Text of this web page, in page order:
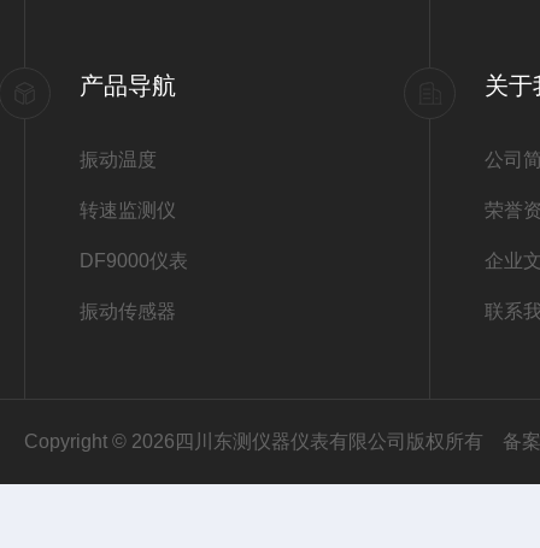
产品导航
振动温度
转速监测仪
DF9000仪表
振动传感器
关于
公司
荣誉
企业
联系
Copyright © 2026四川东测仪器仪表有限公司版权所有 备